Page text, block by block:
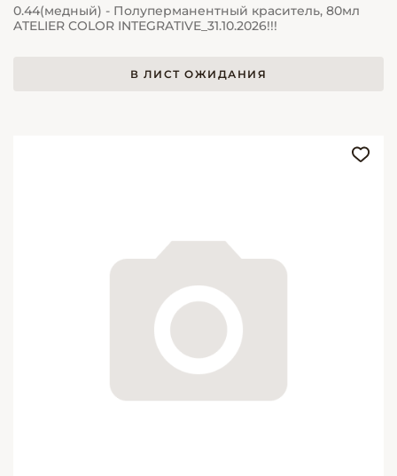
0.44(медный) - Полуперманентный краситель, 80мл
ATELIER COLOR INTEGRATIVE_31.10.2026!!!
В ЛИСТ ОЖИДАНИЯ